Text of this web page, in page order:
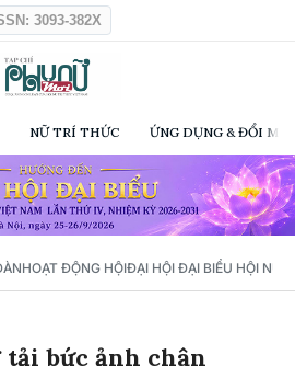
3093-382X
NỮ TRÍ THỨC ỨNG DỤNG & ĐỔI
HOẠT ĐỘNG HỘIĐẠI HỘI ĐẠI BIỂU HỘI NỮ
bức ảnh chân